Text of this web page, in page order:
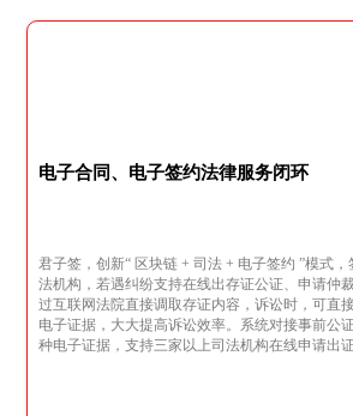
电子合同、电子签约法律服务闭环
君子签，创新“ 区块链 + 司法 + 电子签约 ”模式
法机构，若遇纠纷支持在线出存证公证、申请仲
过互联网法院直接调取存证内容，诉讼时，可直
电子证据，大大提高诉讼效率。系统对接事前公
种电子证据，支持三家以上司法机构在线申请出证